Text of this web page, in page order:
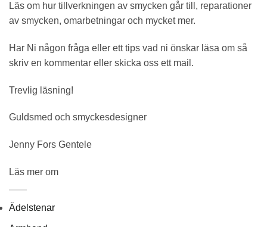
Läs om hur tillverkningen av smycken går till, reparationer
av smycken, omarbetningar och mycket mer.
Har Ni någon fråga eller ett tips vad ni önskar läsa om så
skriv en kommentar eller skicka oss ett mail.
Trevlig läsning!
Guldsmed och smyckesdesigner
Jenny Fors Gentele
Läs mer om
Ädelstenar